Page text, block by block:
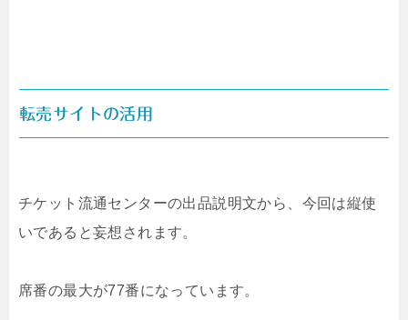
転売サイトの活用
チケット流通センターの出品説明文から、今回は縦使
いであると妄想されます。
席番の最大が77番になっています。